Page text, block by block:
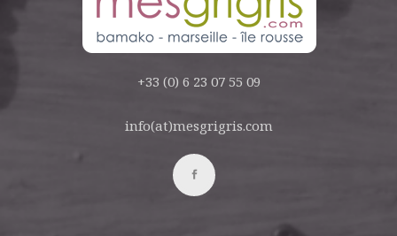
+33 (0) 6 23 07 55 09
info(at)mesgrigris.com